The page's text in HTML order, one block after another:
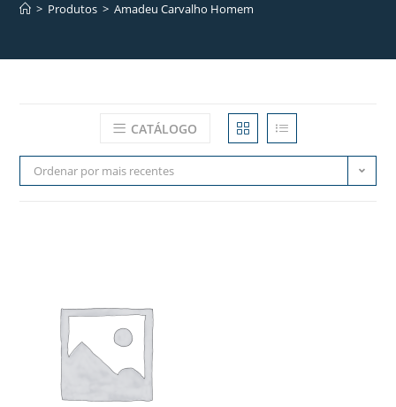
> Produtos > Amadeu Carvalho Homem
CATÁLOGO
Ordenar por mais recentes